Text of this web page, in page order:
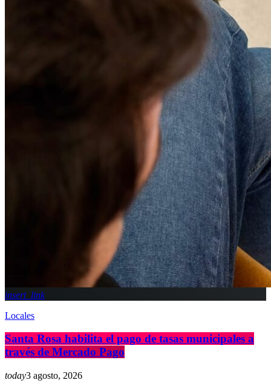
insert_link
Locales
Santa Rosa habilita el pago de tasas municipales a
través de Mercado Pago
today3 agosto, 2026